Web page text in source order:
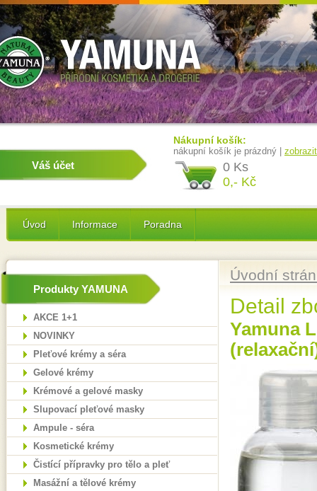
Váš účet
Nákupní košík:
nákupní košík je prázdný |
0 Ks
0,- Kč
Úvod Informace Poradna
Produkty YAMUNA
AKCE 1+1
NOVINKY
Pleťové krémy a séra
Gelové krémy
Krémové a gelové masky
Slupovací pleťové masky
Ampule - séra
Kosmetické krémy
Čistící přípravky pro tělo a pleť
Masážní a tělové krémy
Úvodní
Detail
Yamuna